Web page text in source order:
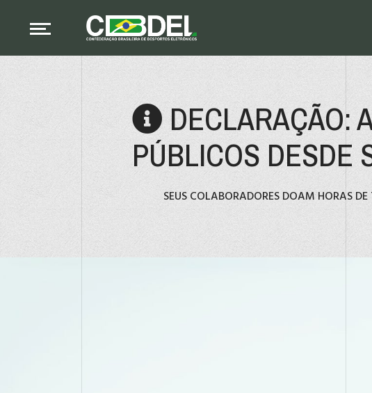
DECLARAÇÃO:
PÚBLICOS DESDE
SEUS COLABORADORES DOAM HORAS